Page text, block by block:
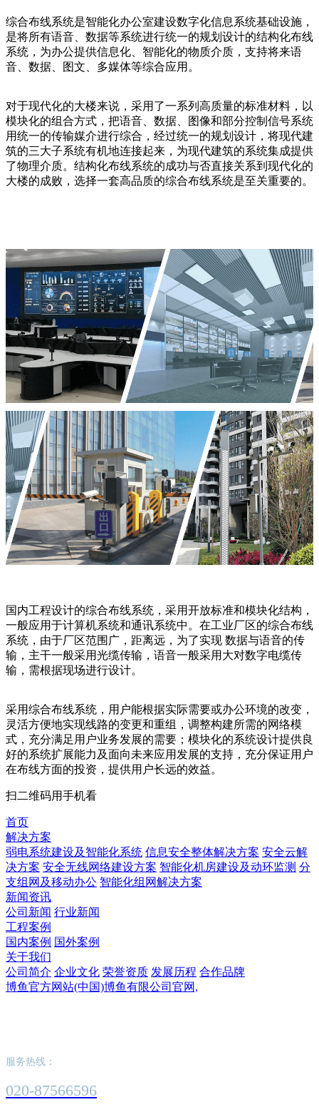
综合布线系统是智能化办公室建设数字化信息系统基础设施，
是将所有语音、数据等系统进行统一的规划设计的结构化布线
系统，为办公提供信息化、智能化的物质介质，支持将来语
音、数据、图文、多媒体等综合应用。
对于现代化的大楼来说，采用了一系列高质量的标准材料，以
模块化的组合方式，把语音、数据、图像和部分控制信号系统
用统一的传输媒介进行综合，经过统一的规划设计，将现代建
筑的三大子系统有机地连接起来，为现代建筑的系统集成提供
了物理介质。结构化布线系统的成功与否直接关系到现代化的
大楼的成败，选择一套高品质的综合布线系统是至关重要的。
国内工程设计的综合布线系统，采用开放标准和模块化结构，
一般应用于计算机系统和通讯系统中。在工业厂区的综合布线
系统，由于厂区范围广，距离远，为了实现 数据与语音的传
输，主干一般采用光缆传输，语音一般采用大对数字电缆传
输，需根据现场进行设计。
采用综合布线系统，用户能根据实际需要或办公环境的改变，
灵活方便地实现线路的变更和重组，调整构建所需的网络模
式，充分满足用户业务发展的需要；模块化的系统设计提供良
好的系统扩展能力及面向未来应用发展的支持，充分保证用户
在布线方面的投资，提供用户长远的效益。
扫二维码用手机看
首页
解决方案
弱电系统建设及智能化系统 信息安全整体解决方案 安全云解
决方案 安全无线网络建设方案 智能化机房建设及动环监测 分
支组网及移动办公 智能化组网解决方案
新闻资讯
公司新闻 行业新闻
工程案例
国内案例 国外案例
关于我们
公司简介 企业文化 荣誉资质 发展历程 合作品牌
博鱼官方网站(中国)博鱼有限公司官网,
服务热线：
020-87566596